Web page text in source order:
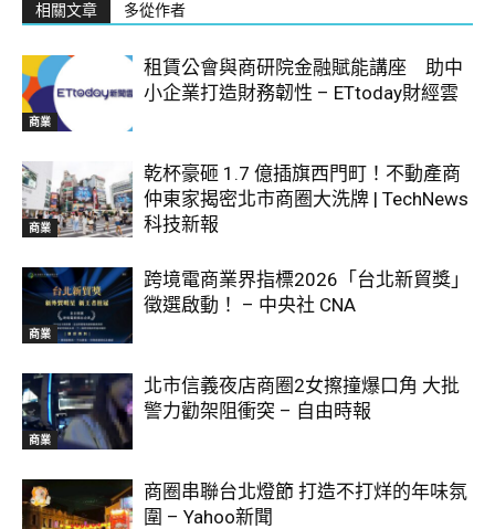
相關文章 多從作者
商業
租賃公會與商研院金融賦能講座 助中
小企業打造財務韌性 – ETtoday財經雲
商業
乾杯豪砸 1.7 億插旗西門町！不動產商
仲東家揭密北市商圈大洗牌 | TechNews
科技新報
商業
跨境電商業界指標2026「台北新貿獎」
徵選啟動！ – 中央社 CNA
商業
北市信義夜店商圈2女擦撞爆口角 大批
警力勸架阻衝突 – 自由時報
商圈串聯台北燈節 打造不打烊的年味氛
圍 – Yahoo新聞